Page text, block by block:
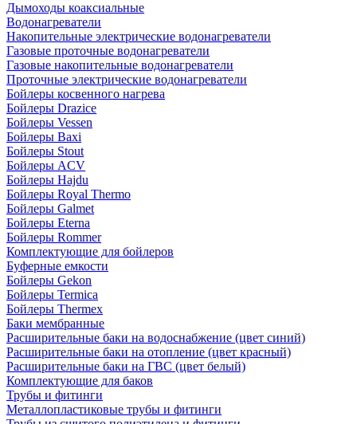
Дымоходы коаксиальные
Водонагреватели
Накопительные электрические водонагреватели
Газовые проточные водонагреватели
Газовые накопительные водонагреватели
Проточные электрические водонагреватели
Бойлеры косвенного нагрева
Бойлеры Drazice
Бойлеры Vessen
Бойлеры Baxi
Бойлеры Stout
Бойлеры ACV
Бойлеры Hajdu
Бойлеры Royal Thermo
Бойлеры Galmet
Бойлеры Eterna
Бойлеры Rommer
Комплектующие для бойлеров
Буферные емкости
Бойлеры Gekon
Бойлеры Termica
Бойлеры Thermex
Баки мембранные
Расширительные баки на водоснабжение (цвет синий)
Расширительные баки на отопление (цвет красный)
Расширительные баки на ГВС (цвет белый)
Комплектующие для баков
Трубы и фитинги
Металлопластиковые трубы и фитинги